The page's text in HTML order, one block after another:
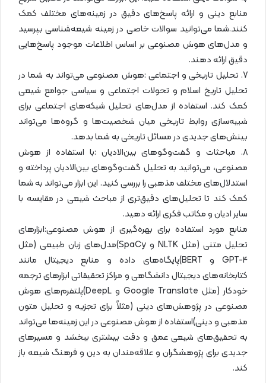
منابع دینی و ارائه پاسخ‌های دقیق در زمینه‌های مختلف کمک
کنند.شما می‌توانید سوالات خاصی در زمینه شیعه‌شناسی بپرسید
و مدل‌های هوش مصنوعی بر اساس اطلاعات موجود پاسخ‌هایی
دقیق ارائه دهند.
7. تحلیل تاریخی و اجتماعی :هوش مصنوعی می‌تواند به شما در
تحلیل تاریخ اسلام و تحولات اجتماعی و سیاسی جوامع شیعی
کمک کند. استفاده از مدل‌های تحلیل شبکه‌های اجتماعی برای
شبیه‌سازی روابط تاریخی میان شخصیت‌ها و گروه‌ها می‌تواند
بینش‌های جدیدی در مسائل تاریخی به شما بدهد.
8. مباحثات و گفت‌وگوهای بین‌الادیان :با استفاده از هوش
مصنوعی، می‌توانید به تحلیل گفت‌وگوهای بین‌الادیان پرداخته و
استدلال‌های مختلف مذهبی را بررسی کنید. این ابزار می‌تواند به شما
کمک کند تا تحلیل‌های دقیق‌تری از مباحث شیعی در مقایسه با
سایر ادیان و مکاتب فکری ارائه دهید.
منابع مورد استفاده برای بهره‌گیری از هوش مصنوعی:ابزارهای
تحلیل متنی (مثل NLTK و SpaCy)مدل‌های زبان طبیعی (مثل
GPT-4 و BERT)پایگاه‌های داده و منابع دیجیتال مانند
کتابخانه‌های دیجیتال دانشگاهی و مراکز تحقیقاتی ابزارهای ترجمه
خودکار (مثل Google Translate و DeepL)پلتفرم‌های هوش
مصنوعی در پژوهش‌های دینی (مثلاً برای تجزیه و تحلیل متون
مذهبی و دینی)استفاده از هوش مصنوعی در این زمینه‌ها می‌تواند
به تحقیق‌های شیعی عمق و دقت بیشتری ببخشد و مسیرهای
جدیدی برای پژوهشگران و علاقه‌مندان به دین و فرهنگ شیعه باز
کند.